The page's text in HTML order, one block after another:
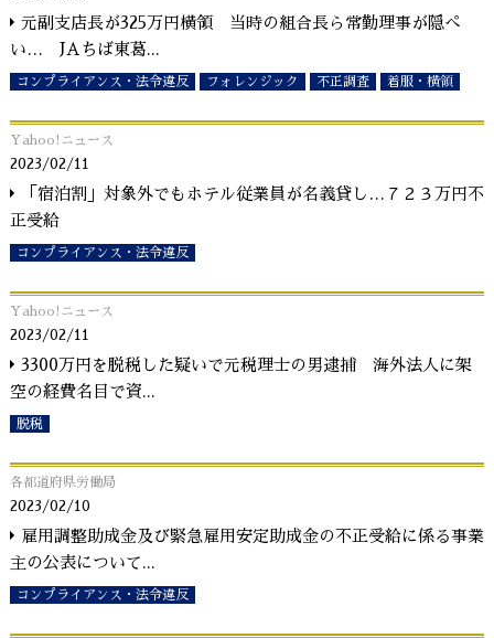
元副支店長が325万円横領 当時の組合長ら常勤理事が隠ぺ
い… JAちば東葛...
コンプライアンス・法令違反 フォレンジック 不正調査 着服・横領
Yahoo!ニュース
2023/02/11
「宿泊割」対象外でもホテル従業員が名義貸し…７２３万円不
正受給
コンプライアンス・法令違反
Yahoo!ニュース
2023/02/11
3300万円を脱税した疑いで元税理士の男逮捕 海外法人に架
空の経費名目で資...
脱税
各都道府県労働局
2023/02/10
雇用調整助成金及び緊急雇用安定助成金の不正受給に係る事業
主の公表について ...
コンプライアンス・法令違反